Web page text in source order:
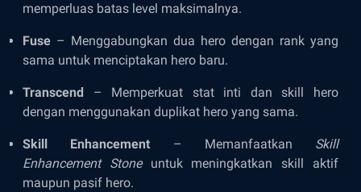
memperluas batas level maksimalnya.
Fuse – Menggabungkan dua hero dengan rank yang
sama untuk menciptakan hero baru.
Transcend – Memperkuat stat inti dan skill hero
dengan menggunakan duplikat hero yang sama.
Skill Enhancement – Memanfaatkan Skill
Enhancement Stoneuntuk meningkatkan skill aktif
maupun pasif hero.